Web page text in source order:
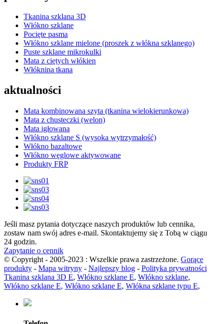
Tkanina szklana 3D
Włókno szklane
Pocięte pasma
Włókno szklane mielone (proszek z włókna szklanego)
Puste szklane mikrokulki
Mata z ciętych włókien
Włóknina tkana
aktualności
Mata kombinowana szyta (tkanina wielokierunkowa)
Mata z chusteczki (welon)
Mata igłowana
Włókno szklane S (wysoka wytrzymałość)
Włókno bazaltowe
Włókno węglowe aktywowane
Produkty FRP
Jeśli masz pytania dotyczące naszych produktów lub cennika,
zostaw nam swój adres e-mail. Skontaktujemy się z Tobą w ciągu
24 godzin.
Zapytanie o cennik
© Copyright - 2005-2023 : Wszelkie prawa zastrzeżone. Gorące
produkty - Mapa witryny - Najlepszy blog - Polityka prywatności
Tkanina szklana 3D E, Włókno szklane E, Włókno szklane,
Włókno szklane E, Włókno szklane E, Włókna szklane typu E,